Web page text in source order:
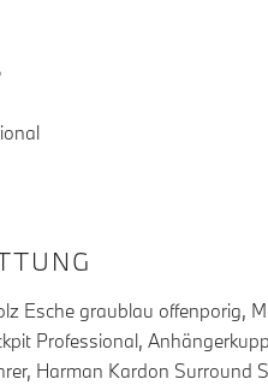
Esche graublau offenporig,
Professional,
Harman Kardon Surround